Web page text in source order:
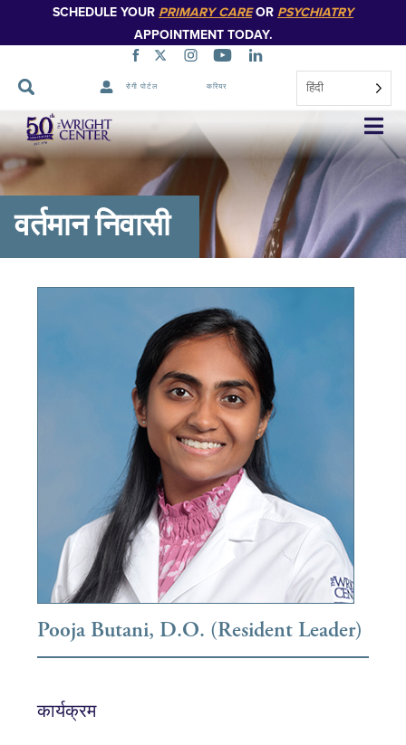
SCHEDULE YOUR PRIMARY CAREOR PSYCHIATRY
APPOINTMENT TODAY.
रोगी पोर्टल करियर हिंदी
नेविगेशन
छोड़ें
वर्तमान निवासी
Pooja Butani, D.O. (Resident Leader)
कार्यक्रम